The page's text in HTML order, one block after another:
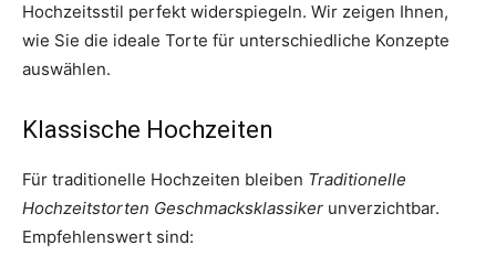
Hochzeitsstil perfekt widerspiegeln. Wir zeigen Ihnen,
wie Sie die ideale Torte für unterschiedliche Konzepte
auswählen.
Klassische Hochzeiten
Für traditionelle Hochzeiten bleiben Traditionelle
Hochzeitstorten Geschmacksklassiker unverzichtbar.
Empfehlenswert sind: